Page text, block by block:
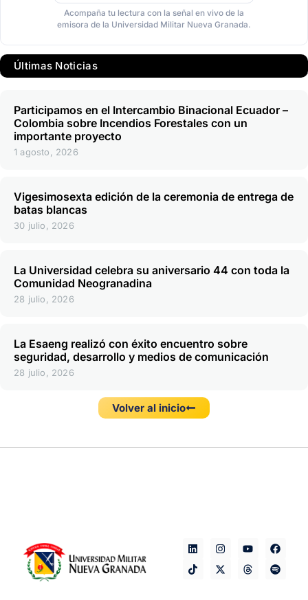
Acompaña tu lectura con la señal en vivo de la
emisora de la Universidad Militar Nueva Granada.
Últimas Noticias
Participamos en el Intercambio Binacional Ecuador –
Colombia sobre Incendios Forestales con un
importante proyecto
1 agosto, 2026
Vigesimosexta edición de la ceremonia de entrega de
batas blancas
30 julio, 2026
La Universidad celebra su aniversario 44 con toda la
Comunidad Neogranadina
28 julio, 2026
La Esaeng realizó con éxito encuentro sobre
seguridad, desarrollo y medios de comunicación
28 julio, 2026
Volver al inicio